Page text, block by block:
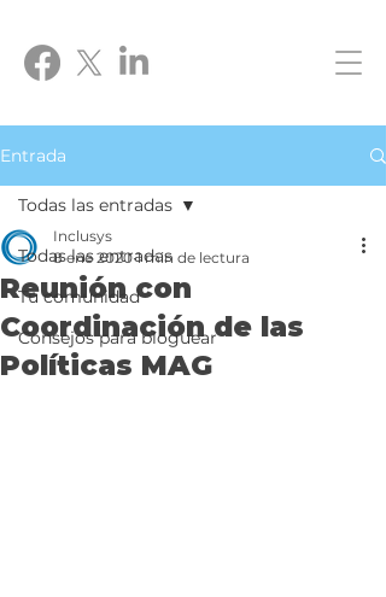
Entrada
Todas las entradas
Tu comunidad
Consejos para bloguear
Todas las entradas
Reunión con
Coordinación de las
Políticas MAG
Inclusys
8 ene 2020 1 min de lectura